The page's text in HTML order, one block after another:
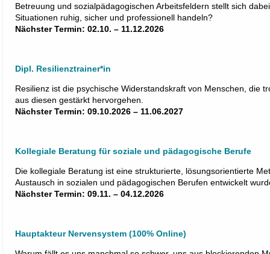
Betreuung und sozialpädagogischen Arbeitsfeldern stellt sich
Situationen ruhig, sicher und professionell handeln?
Nächster Termin: 02.10. – 11.12.2026
Dipl. Resilienztrainer*in
Resilienz ist die psychische Widerstandskraft von Menschen, die
aus diesen gestärkt hervorgehen.
Nächster Termin: 09.10.2026 – 11.06.2027
Kollegiale Beratung für soziale und pädagogische Berufe
Die kollegiale Beratung ist eine strukturierte, lösungsorientierte
Austausch in sozialen und pädagogischen Berufen entwickelt
Nächster Termin: 09.11. – 04.12.2026
Hauptakteur Nervensystem (100% Online)